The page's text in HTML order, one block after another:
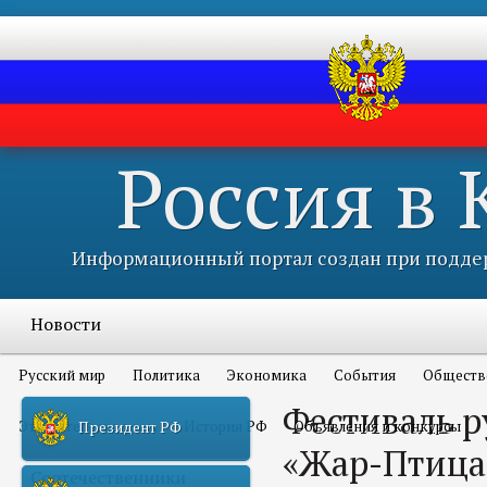
Россия в
Информационный портал создан при
Новости
Русский мир Политика Экономика События
Это интересно всем История РФ Объявления и конкурсы
Соотечественники
Президент РФ
Фестиваль
«Жар-